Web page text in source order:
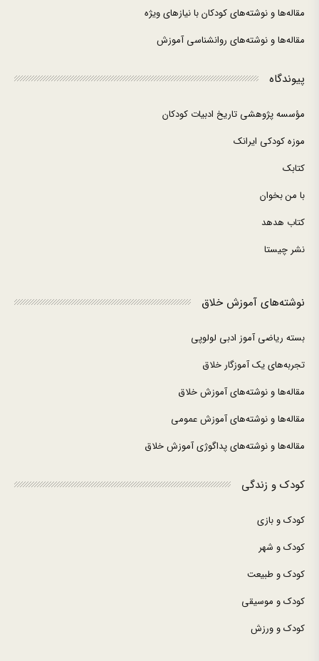
مقاله‌ها و نوشته‌های کودکان با نیازهای ویژه
مقاله‌ها و نوشته‌های روانشناسی آموزش
پیوندگاه
مؤسسه پژوهشی تاریخ ادبیات کودکان
موزه کودکی ایرانک
کتابک
با من بخوان
کتاب هدهد
نشر چیستا
نوشته‌های آموزش خلاق
بسته ریاضی آموز ادبی لولوپی
تجربه‌های یک آموزگار خلاق
مقاله‌ها و نوشته‌های آموزش خلاق
مقاله‌ها و نوشته‌های آموزش عمومی
مقاله‌ها و نوشته‌های پداگوژی آموزش خلاق
کودک و زندگی
کودک و بازی
کودک و شهر
کودک و طبیعت
کودک و موسیقی
کودک و ورزش